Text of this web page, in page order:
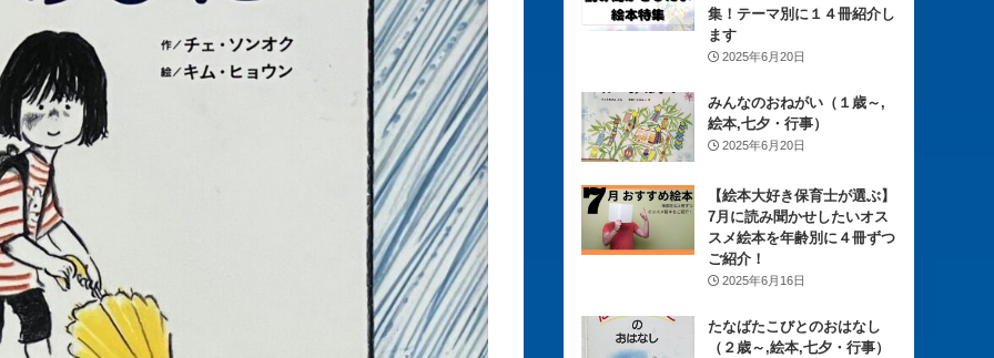
集！テーマ別に１４冊紹介し
ます
2025年6月20日
みんなのおねがい（１歳～,
絵本,七夕・行事）
2025年6月20日
【絵本大好き保育士が選ぶ】
7月に読み聞かせしたいオス
スメ絵本を年齢別に４冊ずつ
ご紹介！
2025年6月16日
たなばたこびとのおはなし
（２歳～,絵本,七夕・行事）